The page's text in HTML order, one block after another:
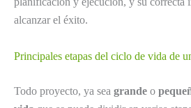
alcanzar el éxito.
Principales etapas del ciclo de vida de
Todo proyecto, ya sea grande o